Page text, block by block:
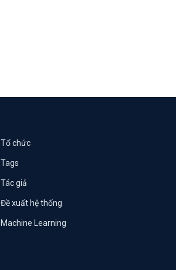
Tổ chức
Tags
Tác giả
Đề xuất hệ thống
Machine Learning